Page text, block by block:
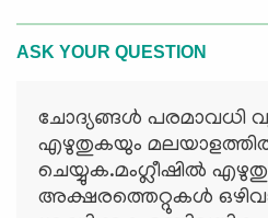
ASK YOUR QUESTION
ചോദ്യങ്ങള്‍ പരമാവധി
എഴുതുകയും
ചെയ്യുക.മംഗ്ലീഷില്‍
അക്ഷരത്തെറ്റുകള്‍